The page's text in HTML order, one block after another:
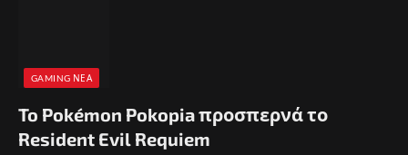
GAMING ΝΈΑ
To Pokémon Pokopia προσπερνά το
Resident Evil Requiem